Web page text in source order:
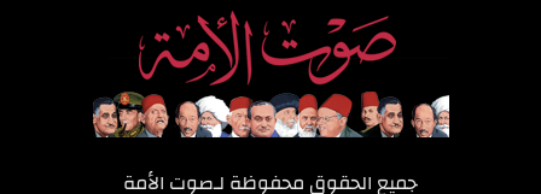
جميع الحقوق محفوظة لـصوت الأمة